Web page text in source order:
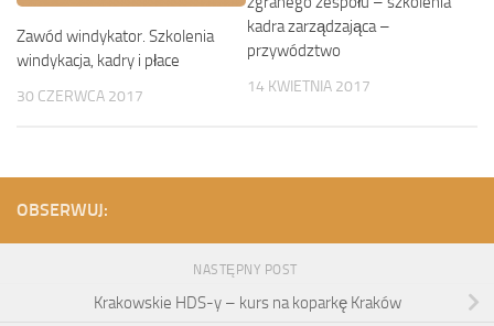
Zawód windykator. Szkolenia
windykacja, kadry i płace
30 CZERWCA 2017
kadra zarządzająca –
przywództwo
14 KWIETNIA 2017
OBSERWUJ:
NASTĘPNY POST
Krakowskie HDS-y – kurs na koparkę Kraków